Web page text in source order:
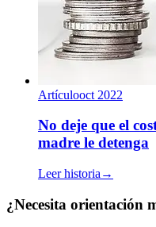
Artículooct 2022
No deje que el
madre le detenga
Leer historia →
¿Necesita orientación